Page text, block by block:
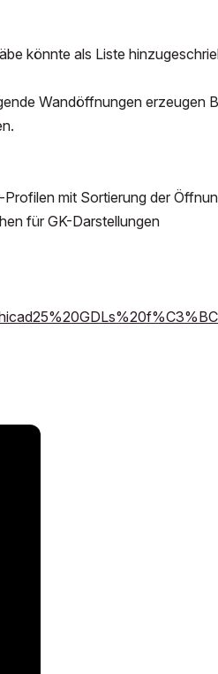
könnte als Liste
Wandöffnungen erzeugen
mit Sortierung der
für GK-Darstellungen